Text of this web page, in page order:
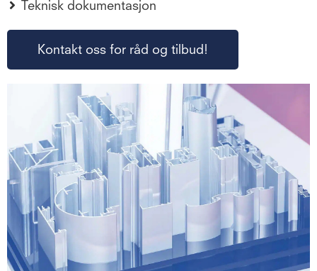
Teknisk dokumentasjon
Kontakt oss for råd og tilbud!